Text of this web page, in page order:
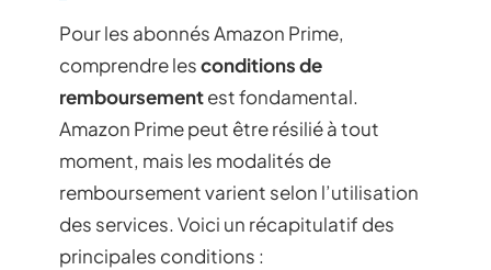
Pour les abonnés Amazon Prime,
comprendre lesconditions de
remboursementest fondamental.
Amazon Prime peut être résilié à tout
moment, mais les modalités de
remboursement varient selon l’utilisation
des services. Voici un récapitulatif des
principales conditions :